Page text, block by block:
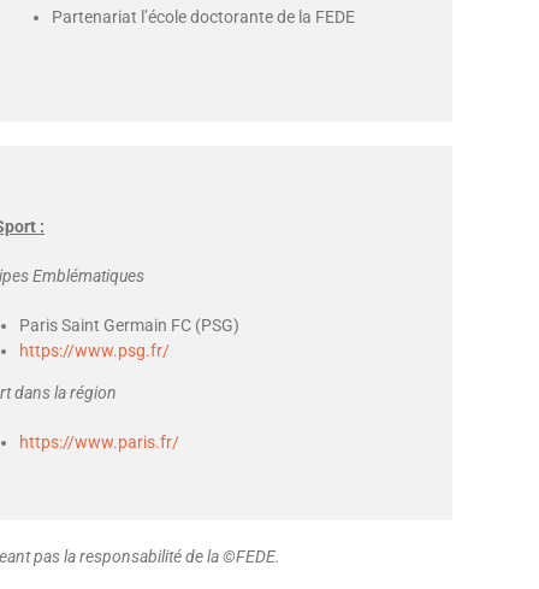
Partenariat l’école doctorante de la FEDE
:
Emblématiques
Paris Saint Germain FC (PSG)
https://www.psg.fr/
dans la région
https://www.paris.fr/
pas la responsabilité de la ©FEDE.